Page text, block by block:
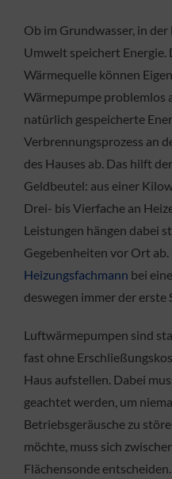
Ob im Grundwasser, in
Umwelt speichert
Wärmequelle können
Wärmepumpe problemlos
natürlich gespeicherte
Verbrennungsprozess an
des Hauses ab. Das hilft
Geldbeutel: aus einer
Drei- bis Vierfache an
Leistungen hängen dabei
Gegebenheiten vor Ort
Heizungsfachmann bei
deswegen immer der erste
Luftwärmepumpen sind
fast ohne
Haus aufstellen. Dabei
geachtet werden, um
Betriebsgeräusche zu
möchte, muss sich
Flächensonde